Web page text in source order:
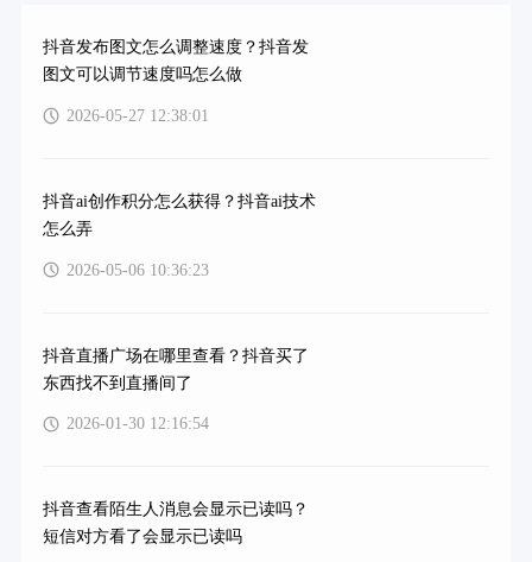
抖音发布图文怎么调整速度？抖音发
图文可以调节速度吗怎么做
2026-05-27 12:38:01
抖音ai创作积分怎么获得？抖音ai技术
怎么弄
2026-05-06 10:36:23
抖音直播广场在哪里查看？抖音买了
东西找不到直播间了
2026-01-30 12:16:54
抖音查看陌生人消息会显示已读吗？
短信对方看了会显示已读吗